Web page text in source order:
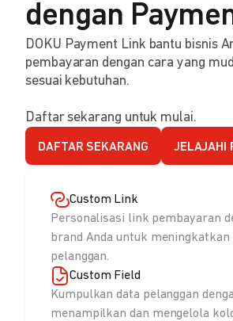
dengan
DOKU Payment Link bantu bisnis
pembayaran dengan cara yang
sesuai kebutuhan.
Daftar sekarang untuk mulai.
DAFTAR SEKARANG JELAJAHI
Custom Link
Personalisasi link pembayaran
brand Anda untuk meningkatkan
pelanggan.
Custom Field
Kumpulkan data pelanggan
menampilkan dan mengelola